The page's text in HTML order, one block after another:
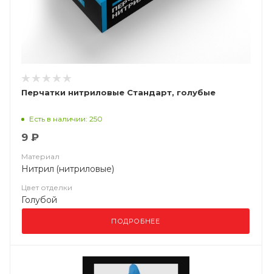
Перчатки нитриловые Стандарт, голубые
Есть в наличии: 250
9 ₽
Материал
Нитрил (нитриловые)
Цвет отделки
Голубой
ПОДРОБНЕЕ